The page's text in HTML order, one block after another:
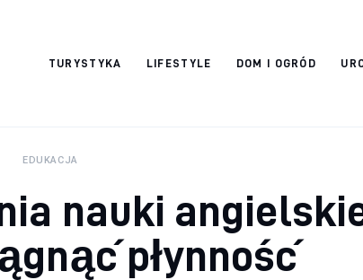
TURYSTYKA LIFESTYLE DOM I OGRÓD
EDUKACJA
nauki
płynność